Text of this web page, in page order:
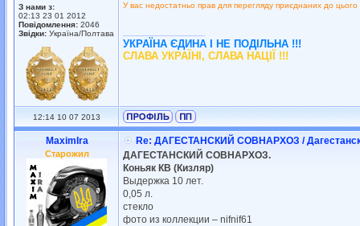
З нами з:
02:13 23 01 2012
Повідомлення: 2046
Звідки: Україна/Полтава
У вас недостатньо прав для перегляду приєднаних до цього
УКРАЇНА ЄДИНА І НЕ ПОДІЛЬНА !!!
СЛАВА УКРАЇНІ, СЛАВА НАЦІЇ !!!
12:14 10 07 2013
MaximIra
Старожил
Re: ДАГЕСТАНСКИЙ СОВНАРХОЗ /
ДАГЕСТАНСКИЙ СОВНАРХОЗ.
Коньяк КВ (Кизляр)
Выдержка 10 лет.
0,05 л.
стекло
фото из коллекции – nifnif61